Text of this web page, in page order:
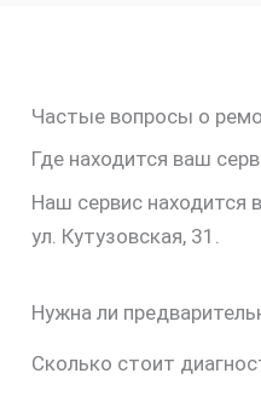
Частые вопросы о
Где находится ваш
Наш сервис находится
ул. Кутузовская, 31.
Нужна ли
Сколько стоит